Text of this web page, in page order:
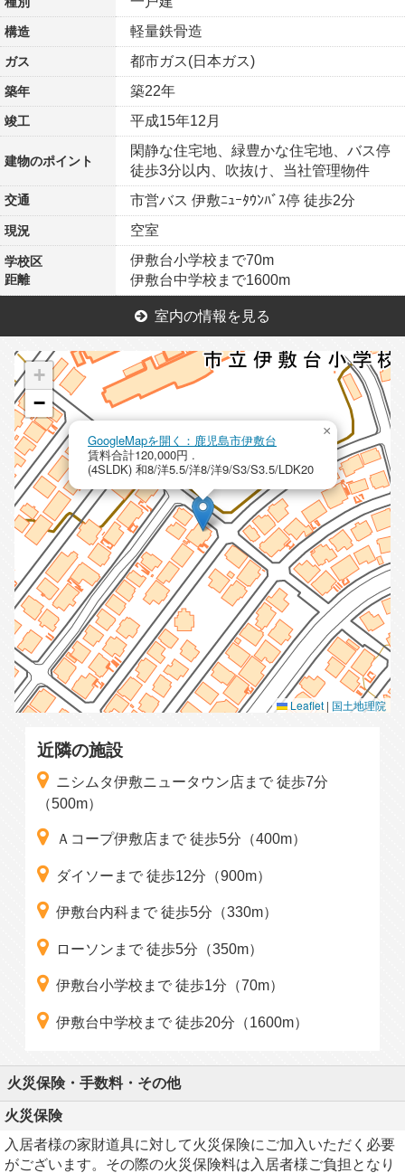
構造 軽量鉄骨造
ガス 都市ガス(日本ガス)
築年 築22年
竣工 平成15年12月
建物のポイント
閑静な住宅地、緑豊かな住宅地、バス停
徒歩3分以内、吹抜け、当社管理物件
交通 市営バス 伊敷ﾆｭｰﾀｳﾝﾊﾞｽ停 徒歩2分
現況 空室
学校区
距離
伊敷台小学校まで70m
伊敷台中学校まで1600m
室内の情報を見る
GoogleMapを開く：鹿児島市伊敷台
賃料合計120,000円 .
(4SLDK) 和8/洋5.5/洋8/洋9/S3/S3.5/LDK20
×
+
−
Leaflet | 国土地理院
近隣の施設
ニシムタ伊敷ニュータウン店まで 徒歩7分
（500m）
Ａコープ伊敷店まで 徒歩5分（400m）
ダイソーまで 徒歩12分（900m）
伊敷台内科まで 徒歩5分（330m）
ローソンまで 徒歩5分（350m）
伊敷台小学校まで 徒歩1分（70m）
伊敷台中学校まで 徒歩20分（1600m）
火災保険・手数料・その他
火災保険
入居者様の家財道具に対して火災保険にご加入いただく必要
がございます。その際の火災保険料は入居者様ご負担となり